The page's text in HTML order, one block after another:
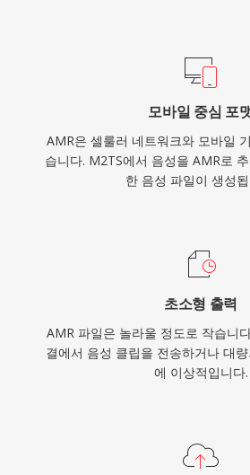
모바일 중심 포
AMR은 셀룰러 네트워크와 모바일
습니다. M2TS에서 음성을 AMR로
한 음성 파일이 생성
초소형 출력
AMR 파일은 놀라울 정도로 작습니
결에서 음성 클립을 전송하거나 대
에 이상적입니다.